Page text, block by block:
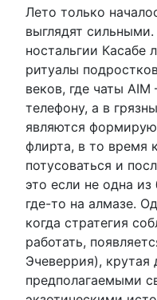
Лето только
выглядят
ностальгии Касабе
ритуалы
веков, где чаты
телефону, а в
являются
флирта, в то время
потусоваться и
это если не одна
где-то на алмазе.
когда стратегия
работать,
Эчеверрия), крутая
предполагаемыми